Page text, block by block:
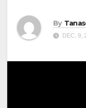
By
DEC. 9,